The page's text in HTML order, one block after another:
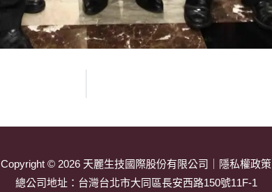
Copyright © 2026 天麗生技國際股份有限公司
隱私權政策
總公司地址： 台灣台北市大同區長安西路150號11F-1